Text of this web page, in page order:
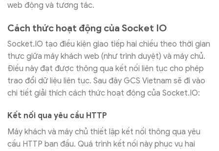
web động và tương tác.
Cách thức hoạt động của Socket IO
Socket.IO tạo điều kiện giao tiếp hai chiều theo thời gian
thực giữa máy khách web (như trình duyệt) và máy chủ.
Điều này đạt được thông qua kết nối liên tục cho phép
trao đổi dữ liệu liên tục. Sau đây GCS Vietnam sẽ đi vào
chi tiết giải thích cách thức hoạt động của Socket.IO:
Kết nối qua yêu cầu HTTP
Máy khách và máy chủ thiết lập kết nối thông qua yêu
cầu HTTP ban đầu. Quá trình kết nối này phục vụ hai